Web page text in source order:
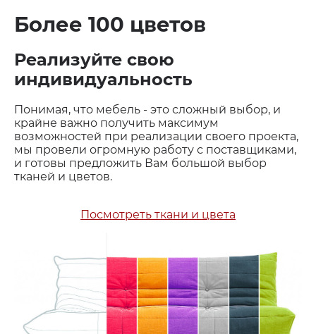
Более 100 цветов
Реализуйте свою
индивидуальность
Понимая, что мебель - это сложный выбор, и
крайне важно получить максимум
возможностей при реализации своего проекта,
мы провели огромную работу с поставщиками,
и готовы предложить Вам большой выбор
тканей и цветов.
Посмотреть ткани и цвета